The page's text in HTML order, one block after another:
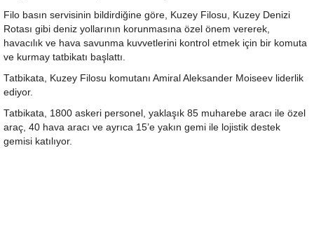
Filo basın servisinin bildirdiğine göre, Kuzey Filosu, Kuzey Denizi
Rotası gibi deniz yollarının korunmasına özel önem vererek,
havacılık ve hava savunma kuvvetlerini kontrol etmek için bir komuta
ve kurmay tatbikatı başlattı.
Tatbikata, Kuzey Filosu komutanı Amiral Aleksander Moiseev liderlik
ediyor.
Tatbikata, 1800 askeri personel, yaklaşık 85 muharebe aracı ile özel
araç, 40 hava aracı ve ayrıca 15’e yakın gemi ile lojistik destek
gemisi katılıyor.